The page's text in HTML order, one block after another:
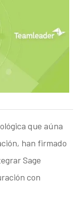
que aúna
han firmado
Sage
con